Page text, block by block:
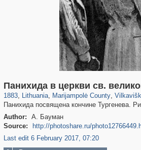
Панихида в церкви св.
1883, Lithuania
13,962 90
, Marijampolė County
163 1
,
Панихида посвящена кончине Тургенева.
Author:
А. Бауман
Source:
http://photoshare.ru/
Last edit 6 February 2017, 07:20